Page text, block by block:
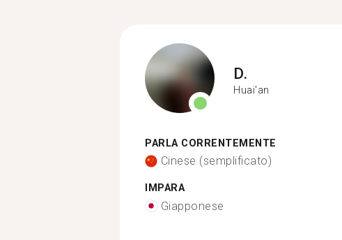
D.
Huai'an
PARLA CORRENTEMENTE
Cinese (semplificato)
IMPARA
Giapponese